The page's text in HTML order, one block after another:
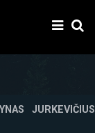
JURKEVIČIUS